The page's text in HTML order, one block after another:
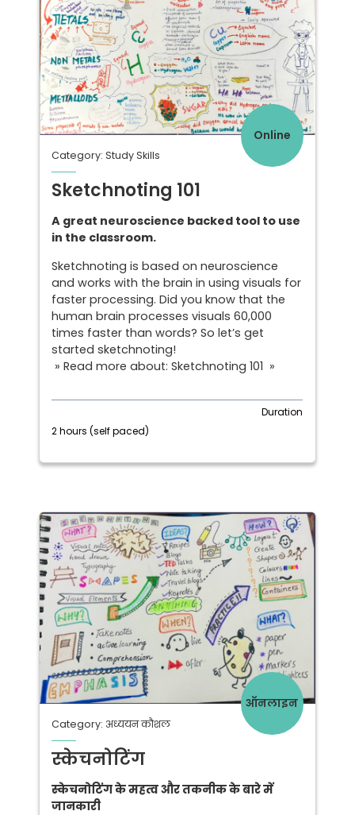
Online
Category: Study Skills
Sketchnoting 101
A great neuroscience backed tool to use
in the classroom.
Sketchnoting is based on neuroscience
and works with the brain in using visuals for
faster processing. Did you know that the
human brain processes visuals 60,000
times faster than words? So let’s get
started sketchnoting!
» Read more about: Sketchnoting 101 »
Duration
2 hours (self paced)
ऑनलाइन
Category: अध्ययन कौशल
स्केचनोटिंग
स्केचनोटिंग के महत्व और तकनीक के बारे में
जानकारी